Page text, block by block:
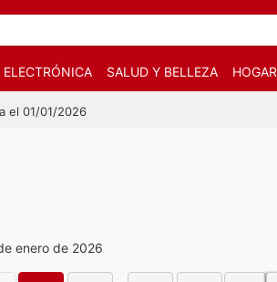
ELECTRÓNICA SALUD Y BELLEZA HOGAR
el 01/01/2026
enero de 2026